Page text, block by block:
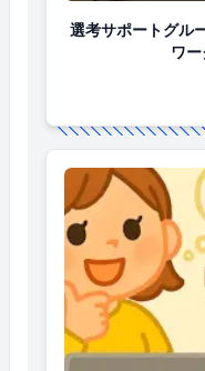
選考サポートグ
選考サポートグル
ワー